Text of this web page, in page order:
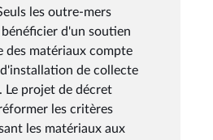
les outre-mers
d'un soutien
des matériaux compte
de collecte
Le projet de décret
les critères
les matériaux aux